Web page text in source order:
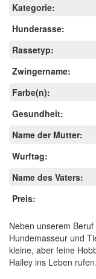
Kategorie:
Hunderasse:
Rassetyp:
Zwingername:
Farbe(n):
Gesundheit:
Name der Mutter:
Wurftag:
Name des Vaters:
Preis:
Neben unserem
Hundemasseur und
kleine, aber feine
Hailey ins Leben rufen.